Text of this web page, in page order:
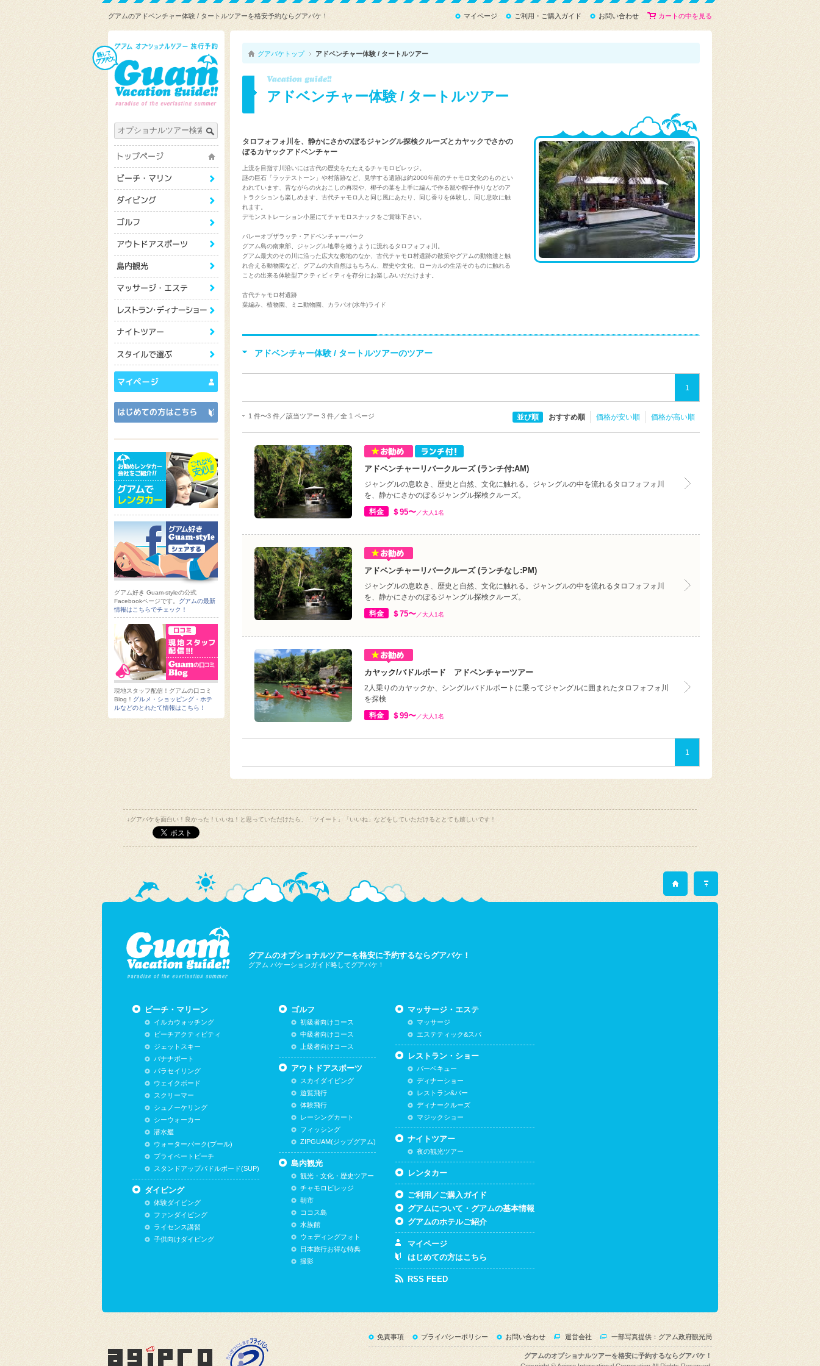
グアムのアドベンチャー体験 / タートルツアーを格安予約ならグアバケ！ マイページ ご利用・ご購入ガイド お問い合わせ カートの中を見る
グアム好き Guam-styleの公式
Facebookページです。 グアムの最新
情報はこちらでチェック！
現地スタッフ配信！グアムの口コミ
Blog！ グルメ・ショッピング・ホテ
ルなどのとれたて情報はこちら！
グアバケトップ アドベンチャー体験 / タートルツアー
アドベンチャー体験 / タートルツアー
タロフォフォ川を、静かにさかのぼるジャングル探検クルーズとカヤックでさかの
ぼるカヤックアドベンチャー
上流を目指す川沿いには古代の歴史をたたえるチャモロビレッジ。
謎の巨石「ラッテストーン」や村落跡など、見学する遺跡は約2000年前のチャモロ文化のものとい
われています、昔ながらの火おこしの再現や、椰子の葉を上手に編んで作る籠や帽子作りなどのア
トラクションも楽しめます。古代チャモロ人と同じ風にあたり、同じ香りを体験し、同じ息吹に触
れます。
デモンストレーション小屋にてチャモロスナックをご賞味下さい。
バレーオブザラッテ・アドベンチャーパーク
グアム島の南東部、ジャングル地帯を縫うように流れるタロフォフォ川。
グアム最大のその川に沿った広大な敷地のなか、古代チャモロ村遺跡の散策やグアムの動物達と触
れ合える動物園など、グアムの大自然はもちろん、歴史や文化、ローカルの生活そのものに触れる
ことの出来る体験型アクティビィティを存分にお楽しみいだたけます。
古代チャモロ村遺跡
葉編み、植物園、ミニ動物園、カラバオ(水牛)ライド
アドベンチャー体験 / タートルツアーのツアー
1
1 件〜3 件／該当ツアー 3 件／全 1 ページ 並び順 おすすめ順 価格が安い順 価格が高い順
アドベンチャーリバークルーズ (ランチ付:AM)
ジャングルの息吹き、歴史と自然、文化に触れる。ジャングルの中を流れるタロフォフォ川
を、静かにさかのぼるジャングル探検クルーズ。
料金
＄95〜／大人1名
アドベンチャーリバークルーズ (ランチなし:PM)
ジャングルの息吹き、歴史と自然、文化に触れる。ジャングルの中を流れるタロフォフォ川
を、静かにさかのぼるジャングル探検クルーズ。
料金
＄75〜／大人1名
カヤック/バドルボード アドベンチャーツアー
2人乗りのカヤックか、シングルパドルボートに乗ってジャングルに囲まれたタロフォフォ川
を探検
料金
＄99〜／大人1名
1
↓グアバケを面白い！良かった！いいね！と思っていただけたら、「ツイート」「いいね」などをしていただけるととても嬉しいです！
グアムのオプショナルツアーを格安に予約するならグアバケ！
グアム バケーションガイド略してグアバケ！
ビーチ・マリーン
イルカウォッチング
ビーチアクティビティ
ジェットスキー
バナナボート
パラセイリング
ウェイクボード
スクリーマー
シュノーケリング
シーウォーカー
潜水艦
ウォーターパーク(プール)
プライベートビーチ
スタンドアップパドルボード(SUP)
ダイビング
体験ダイビング
ファンダイビング
ライセンス講習
子供向けダイビング
ゴルフ
初級者向けコース
中級者向けコース
上級者向けコース
アウトドアスポーツ
スカイダイビング
遊覧飛行
体験飛行
レーシングカート
フィッシング
ZIPGUAM(ジップグアム)
島内観光
観光・文化・歴史ツアー
チャモロビレッジ
朝市
ココス島
水族館
ウェディングフォト
日本旅行お得な特典
撮影
マッサージ・エステ
マッサージ
エステティック&スパ
レストラン・ショー
バーベキュー
ディナーショー
レストラン&バー
ディナークルーズ
マジックショー
ナイトツアー
夜の観光ツアー
レンタカー
ご利用／ご購入ガイド
グアムについて・グアムの基本情報
グアムのホテルご紹介
マイページ
はじめての方はこちら
RSS FEED
免責事項 プライバシーポリシー お問い合わせ 運営会社 一部写真提供：グアム政府観光局
グアムのオプショナルツアーを格安に予約するならグアバケ！